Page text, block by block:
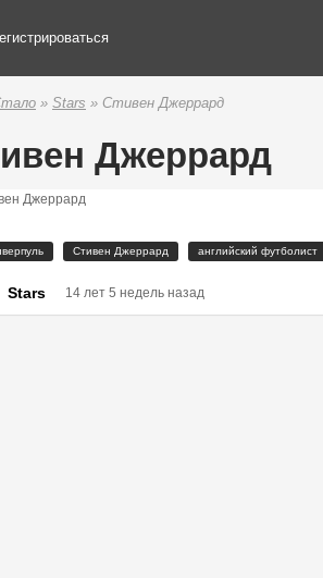
» Stars » Стивен Джеррард
Джеррард
Стивен Джеррард английский футболист
Stars 14 лет 5 недель назад